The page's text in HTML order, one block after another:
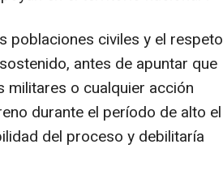
poblaciones civiles y el respeto
antes de apuntar que
militares o cualquier acción
durante el período de alto el
del proceso y debilitaría